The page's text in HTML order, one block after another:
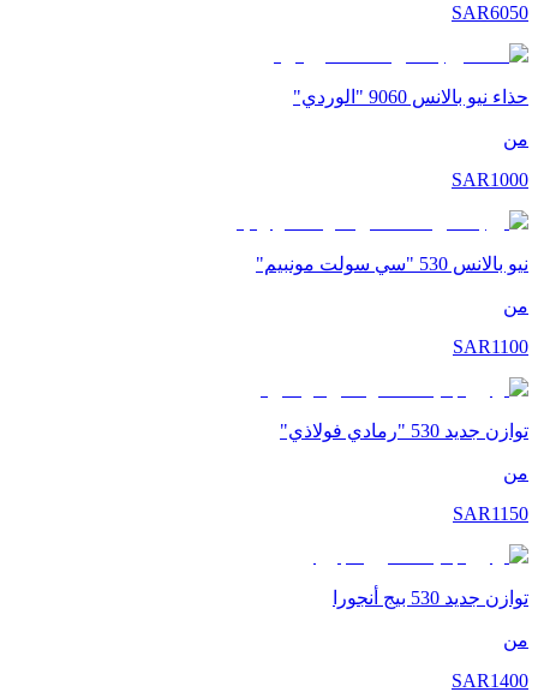
SAR6050
حذاء نيو بالانس 9060 "الوردي"
من
SAR1000
نيو بالانس 530 "سي سولت مونبيم"
من
SAR1100
توازن جديد 530 "رمادي فولاذي"
من
SAR1150
توازن جديد 530 بيج أنجورا
من
SAR1400